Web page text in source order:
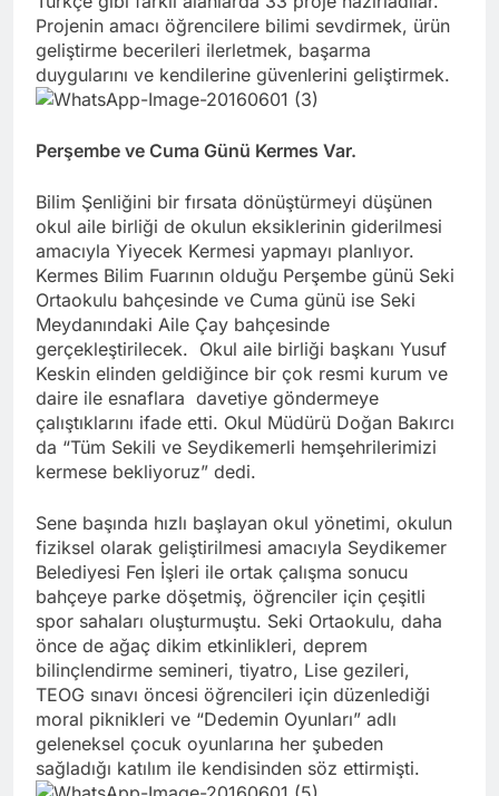
Projenin amacı öğrencilere bilimi sevdirmek, ürün
geliştirme becerileri ilerletmek, başarma
duygularını ve kendilerine güvenlerini geliştirmek.
Perşembe ve Cuma Günü Kermes Var.
Bilim Şenliğini bir fırsata dönüştürmeyi düşünen
okul aile birliği de okulun eksiklerinin giderilmesi
amacıyla Yiyecek Kermesi yapmayı planlıyor.
Kermes Bilim Fuarının olduğu Perşembe günü Seki
Ortaokulu bahçesinde ve Cuma günü ise Seki
Meydanındaki Aile Çay bahçesinde
gerçekleştirilecek. Okul aile birliği başkanı Yusuf
Keskin elinden geldiğince bir çok resmi kurum ve
daire ile esnaflara davetiye göndermeye
çalıştıklarını ifade etti. Okul Müdürü Doğan Bakırcı
da “Tüm Sekili ve Seydikemerli hemşehrilerimizi
kermese bekliyoruz” dedi.
Sene başında hızlı başlayan okul yönetimi, okulun
fiziksel olarak geliştirilmesi amacıyla Seydikemer
Belediyesi Fen İşleri ile ortak çalışma sonucu
bahçeye parke döşetmiş, öğrenciler için çeşitli
spor sahaları oluşturmuştu. Seki Ortaokulu, daha
önce de ağaç dikim etkinlikleri, deprem
bilinçlendirme semineri, tiyatro, Lise gezileri,
TEOG sınavı öncesi öğrencileri için düzenlediği
moral piknikleri ve “Dedemin Oyunları” adlı
geleneksel çocuk oyunlarına her şubeden
sağladığı katılım ile kendisinden söz ettirmişti.